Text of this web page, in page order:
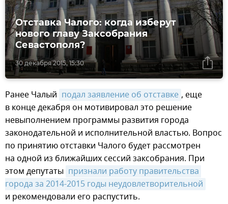
30 декабря 2015, 15:30
Отставка Чалого: когда изберут
нового главу Заксобрания
Севастополя?
Ранее Чалый подал заявление об отставке , еще
в конце декабря он мотивировал это решение
невыполнением программы развития города
законодательной и исполнительной властью. Вопрос
по принятию отставки Чалого будет рассмотрен
на одной из ближайших сессий заксобрания. При
этом депутаты признали работу правительства
города за 2014-2015 годы неудовлетворительной
и рекомендовали его распустить.